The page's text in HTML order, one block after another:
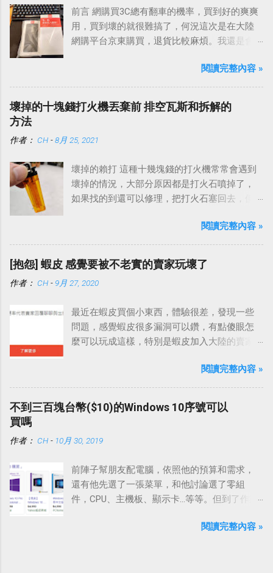
前言 網購買3C總有翻車的機率，買到好的爽爽
用，買到壞的就很難搞了，何況這次是在大陸
網購平台京東購買，退貨比較麻煩。我還是會
永遠希望遇到的不要是我，但是真的碰到了，
就看要怎麼應對、處理，平心靜氣地去面對就
好了。
閱讀完整內容 »
壞掉的十塊錢打火機丟棄前 排空瓦斯和拆解的
方法
作者： CH -8月 25, 2021
壞掉的賴打 這種十幾塊錢的打火機常常會遇到
壞掉的情況，大部分原因都是打火石噴掉了，
如果找的到還可以修理，把打火石塞回去，但
閱讀完整內容 »
[抱怨] 蝦皮 感覺要被不老實的賣家玩壞了
作者： CH - 9月 27, 2020
最近在蝦皮買個小東西，體驗很差，發現一些
問題，感覺蝦皮很多漏洞可以鑽，有點傻眼怎
麼可以玩成這樣，特別是蝦皮加入大陸的賣家
閱讀完整內容 »
不到三百塊台幣($10)的Windows 10序號可以
買嗎
作者： CH - 10月 30, 2019
前陣子幫朋友配電腦，依照他的預算和需求，
還有他先選了一張菜單，和他討論選了零組
件，CPU、主機板、顯示卡…等等。但到了作業
好。感覺事有蹊翹，於是我好奇問了下去，他
閱讀完整內容 »